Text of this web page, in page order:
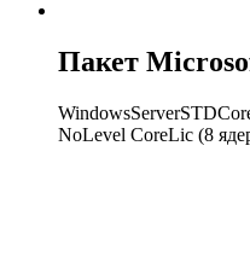
Пакет
NoLevel CoreLic (8